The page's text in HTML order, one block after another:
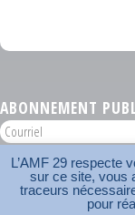
ABONNEMENT
AMF 29 © 2026
Plan du site Nos
Carrefour des communes
L’AMF 29 respecte
sur ce site, vous
traceurs
pour